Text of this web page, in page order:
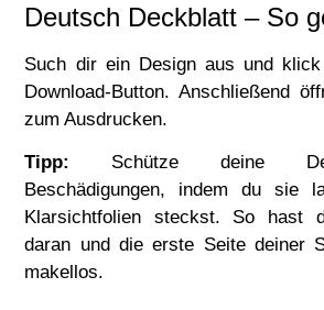
Deutsch Deckblatt – So
Such dir ein Design aus und
Download-Button. Anschließend
zum Ausdrucken.
Tipp:
Schütze deine
Beschädigungen, indem du sie
Klarsichtfolien steckst. So hast
daran und die erste Seite deiner
makellos.